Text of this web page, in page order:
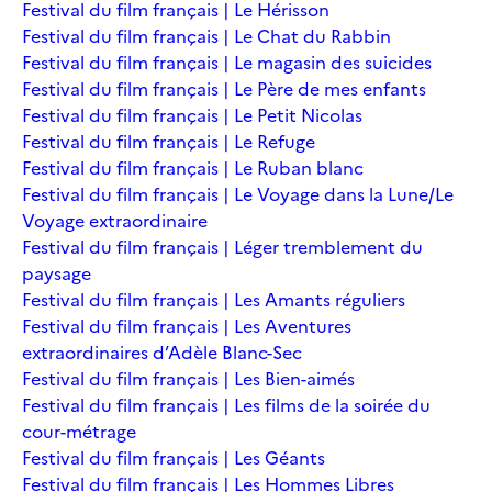
Festival du film français | Le Hérisson
Festival du film français | Le Chat du Rabbin
Festival du film français | Le magasin des suicides
Festival du film français | Le Père de mes enfants
Festival du film français | Le Petit Nicolas
Festival du film français | Le Refuge
Festival du film français | Le Ruban blanc
Festival du film français | Le Voyage dans la Lune/Le
Voyage extraordinaire
Festival du film français | Léger tremblement du
paysage
Festival du film français | Les Amants réguliers
Festival du film français | Les Aventures
extraordinaires d’Adèle Blanc-Sec
Festival du film français | Les Bien-aimés
Festival du film français | Les films de la soirée du
cour-métrage
Festival du film français | Les Géants
Festival du film français | Les Hommes Libres